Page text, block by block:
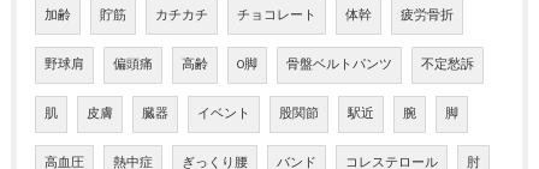
加齢 貯筋 カチカチ チョコレート 体幹 疲労骨折
野球肩 偏頭痛 高齢 O脚 骨盤ベルトパンツ 不定愁訴
肌 皮膚 臓器 イベント 股関節 駅近 腕 脚
高血圧 熱中症 ぎっくり腰 バンド コレステロール 肘